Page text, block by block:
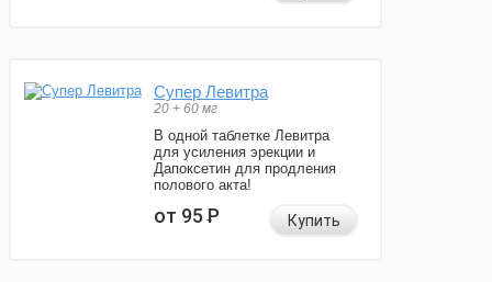
Супер Левитра
20 + 60 мг
В одной таблетке Левитра
для усиления эрекции и
Дапоксетин для продления
полового акта!
от 95Р Купить